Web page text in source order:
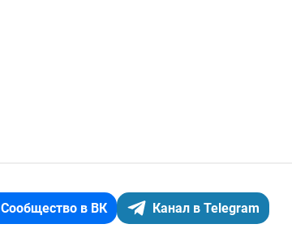
Сообщество в ВК Канал в Telegram